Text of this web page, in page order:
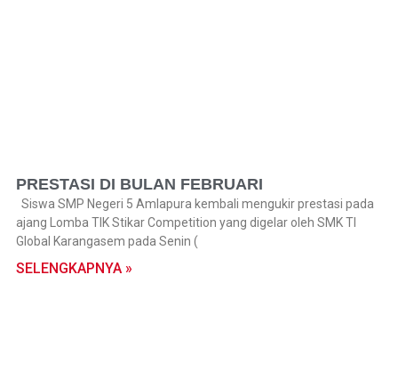
PRESTASI DI BULAN FEBRUARI
Siswa SMP Negeri 5 Amlapura kembali mengukir prestasi pada
ajang Lomba TIK Stikar Competition yang digelar oleh SMK TI
Global Karangasem pada Senin (
SELENGKAPNYA »